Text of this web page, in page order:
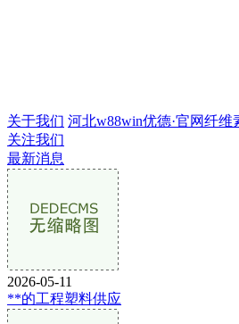
关于我们 河北w88win优德·官网纤
关注我们
最新消息
2026-05-11
**的工程塑料供应